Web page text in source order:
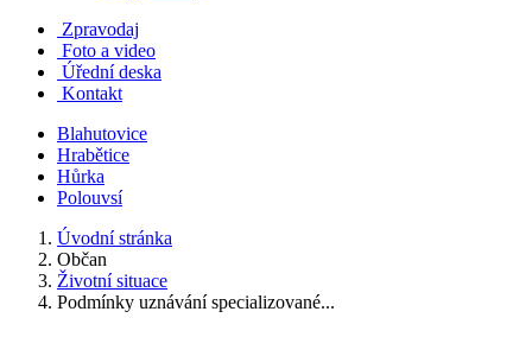
Zpravodaj
Foto a video
Úřední deska
Kontakt
Blahutovice
Hrabětice
Hůrka
Polouvsí
Úvodní stránka
Občan
Životní situace
Podmínky uznávání specializované...